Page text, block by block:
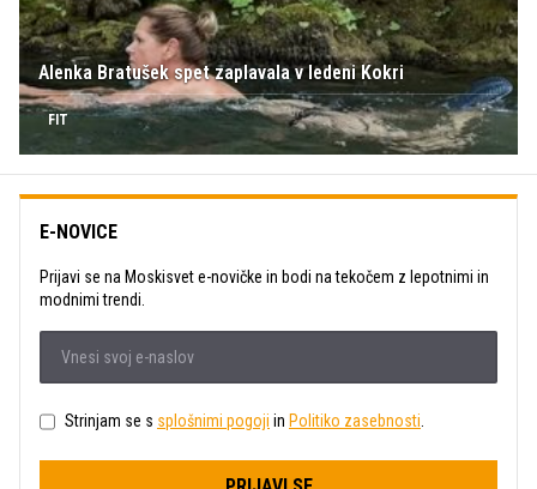
Alenka Bratušek spet zaplavala v ledeni Kokri
FIT
E-NOVICE
Prijavi se na Moskisvet e-novičke in bodi na tekočem z lepotnimi in
modnimi trendi.
Strinjam se s splošnimi pogoji in Politiko zasebnosti.